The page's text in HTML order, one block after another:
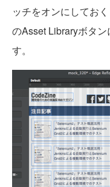
ッチをオンにしてお
のAsset Libraryボタ
す。